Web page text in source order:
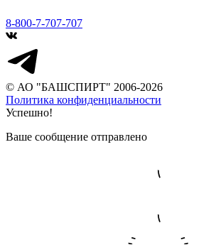
8-800-7-707-707
© АО "БАШСПИРТ" 2006-2026
Политика конфиденциальности
Успешно!
Ваше сообщение отправлено